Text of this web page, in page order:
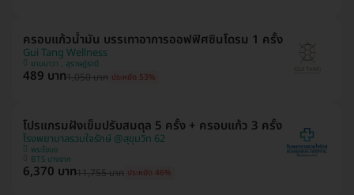
ครอบแก้วน้ำมัน บรรเทาอาการออฟฟิศซินโดรม 1 ครั้ง
Gui Tang Wellness
ยานนาวา , สุราษฎ์ธานี
489 บาท1,050 บาท ประหยัด 53%
โปรแกรมฝังเข็มปรับสมดุล 5 ครั้ง + ครอบแก้ว 3 ครั้ง
โรงพยาบาลรวมใจรักษ์ @สุขุมวิท 62
พระโขนง
BTS บางจาก
6,370 บาท11,755 บาท ประหยัด 46%